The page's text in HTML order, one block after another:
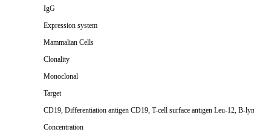
IgG
Expression system
Mammalian Cells
Clonality
Monoclonal
Target
CD19, Differentiation antigen CD19, T-cell surface antigen Leu-12, B-
Concentration